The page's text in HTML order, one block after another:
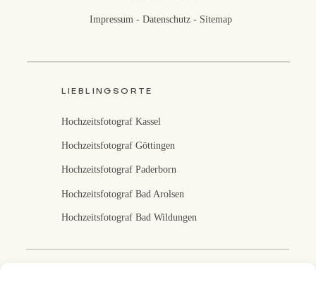
LIEBLINGSORTE
Hochzeitsfotograf Kassel
Hochzeitsfotograf Göttingen
Hochzeitsfotograf Paderborn
Hochzeitsfotograf Bad Arolsen
Hochzeitsfotograf Bad Wildungen
Impressum -Datenschutz - Sitemap